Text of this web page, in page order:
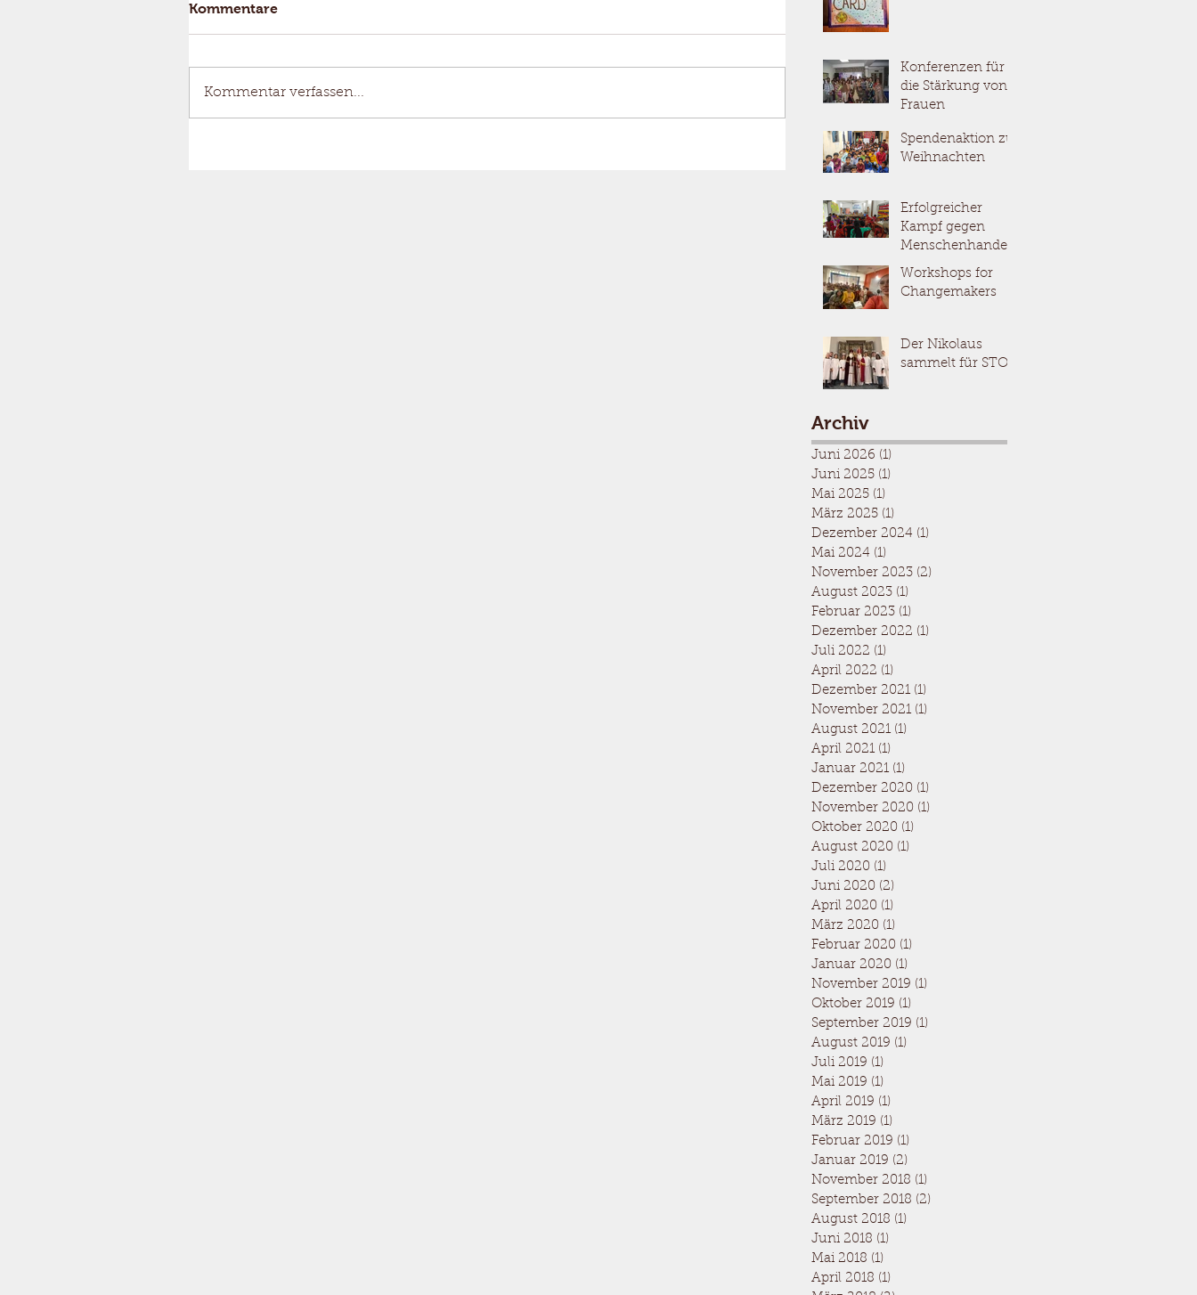
Kommentare
Kommentar verfassen...
Konferenzen für
die Stärkung von
Frauen
Spendenaktion zu
Weihnachten
Erfolgreicher
Kampf gegen
Menschenhandel
in Jharkhali
Workshops for
Changemakers
Der Nikolaus
sammelt für STOP
Archiv
Juni 2026 (1)
Juni 2025 (1)
Mai 2025 (1)
März 2025 (1)
Dezember 2024 (1)
Mai 2024 (1)
November 2023 (2)
August 2023 (1)
Februar 2023 (1)
Dezember 2022 (1)
Juli 2022 (1)
April 2022 (1)
Dezember 2021 (1)
November 2021 (1)
August 2021 (1)
April 2021 (1)
Januar 2021 (1)
Dezember 2020 (1)
November 2020 (1)
Oktober 2020 (1)
August 2020 (1)
Juli 2020 (1)
Juni 2020 (2)
April 2020 (1)
März 2020 (1)
Februar 2020 (1)
Januar 2020 (1)
November 2019 (1)
Oktober 2019 (1)
September 2019 (1)
August 2019 (1)
Juli 2019 (1)
Mai 2019 (1)
April 2019 (1)
März 2019 (1)
Februar 2019 (1)
Januar 2019 (2)
November 2018 (1)
September 2018 (2)
August 2018 (1)
Juni 2018 (1)
Mai 2018 (1)
April 2018 (1)